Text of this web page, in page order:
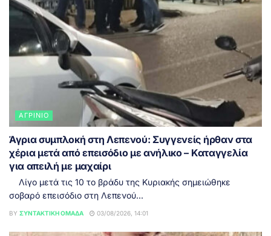
ΑΓΡΊΝΙΟ
Άγρια συμπλοκή στη Λεπενού: Συγγενείς ήρθαν στα
χέρια μετά από επεισόδιο με ανήλικο – Καταγγελία
για απειλή με μαχαίρι
Λίγο μετά τις 10 το βράδυ της Κυριακής σημειώθηκε
σοβαρό επεισόδιο στη Λεπενού...
BY ΣΥΝΤΑΚΤΙΚΉ ΟΜΆΔΑ 03/08/2026, 14:01